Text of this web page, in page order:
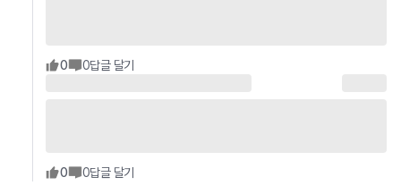
0 0답글 달기
0 0답글 달기